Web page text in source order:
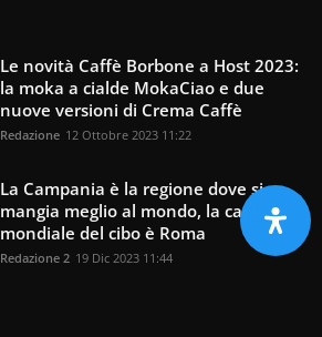
Le novità Caffè Borbone a Host 2023:
la moka a cialde MokaCiao e due
nuove versioni di Crema Caffè
Redazione 12 Ottobre 2023 11:22
La Campania è la regione dove si
mangia meglio al mondo, la capitale
mondiale del cibo è Roma
Redazione 2 19 Dic 2023 11:44